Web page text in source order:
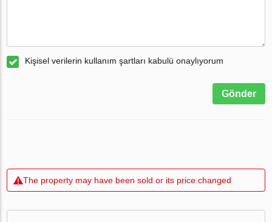
Kişisel verilerin kullanım şartları kabulü onaylıyorum
Gönder
The property may have been sold or its price changed